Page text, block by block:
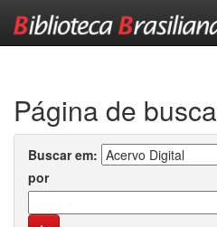
Página de busca
Buscar em:
por